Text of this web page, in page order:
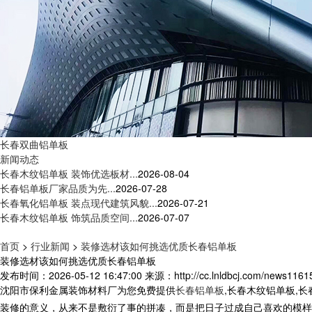
长春双曲铝单板
新闻动态
长春木纹铝单板 装饰优选板材...2026-08-04
长春铝单板厂家品质为先...2026-07-28
长春氧化铝单板 装点现代建筑风貌...2026-07-21
长春木纹铝单板 饰筑品质空间...2026-07-07
首页 > 行业新闻 > 装修选材该如何挑选优质长春铝单板
装修选材该如何挑选优质长春铝单板
发布时间：2026-05-12 16:47:00 来源：http://cc.lnldbcj.com/
沈阳市保利金属装饰材料厂为您免费提供长春铝单板,长春木纹铝单板,
装修的意义，从来不是敷衍了事的拼凑，而是把日子过成自己喜欢的模